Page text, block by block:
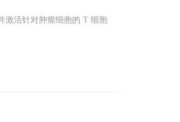
激活针对肿瘤细胞的 T 细胞